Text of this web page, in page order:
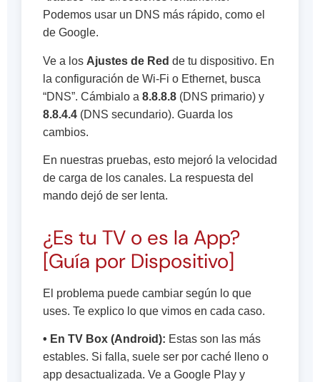
Podemos usar un DNS más rápido, como el
de Google.
Ve a los Ajustes de Red de tu dispositivo. En
la configuración de Wi-Fi o Ethernet, busca
“DNS”. Cámbialo a 8.8.8.8 (DNS primario) y
8.8.4.4 (DNS secundario). Guarda los
cambios.
En nuestras pruebas, esto mejoró la velocidad
de carga de los canales. La respuesta del
mando dejó de ser lenta.
¿Es tu TV o es la App?
[Guía por Dispositivo]
El problema puede cambiar según lo que
uses. Te explico lo que vimos en cada caso.
• En TV Box (Android): Estas son las más
estables. Si falla, suele ser por caché lleno o
app desactualizada. Ve a Google Play y